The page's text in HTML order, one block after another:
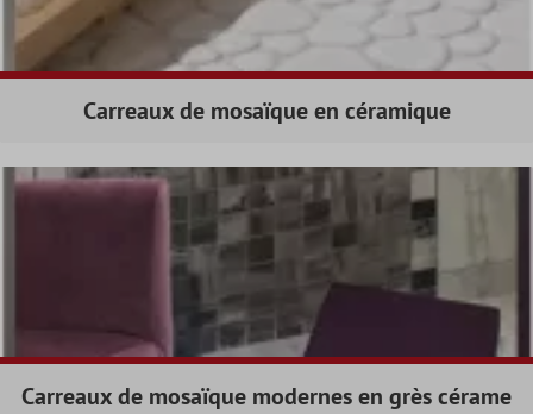
Carreaux de mosaïque en céramique
Carreaux de mosaïque modernes en grès cérame